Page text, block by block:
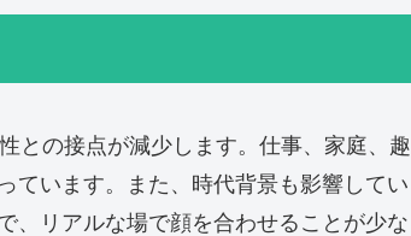
との接点が減少します。仕事、家庭、趣
ています。また、時代背景も影響してい
、リアルな場で顔を合わせることが少な